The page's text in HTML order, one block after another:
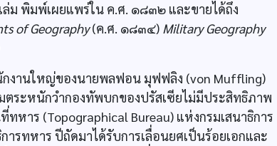
ม พิมพ์เผยแพร่ใน ค.ศ. ๑๘๓๒ และขายได้ถึง
of Geography(ค.ศ. ๑๘๓๔) Military Geography
งานใหญ่ของนายพลฟอน มุฟฟลิง (von Muffling)
ตระหนักวำกองทัพบกของปรัสเซียไม่มีประสิทธิภาพ
หาร (Topographical Bureau) แห่งกรมเสนาธิการ
รทหาร ปีถัดมาได้รับการเลื่อนยศเป็นร้อยเอกและ